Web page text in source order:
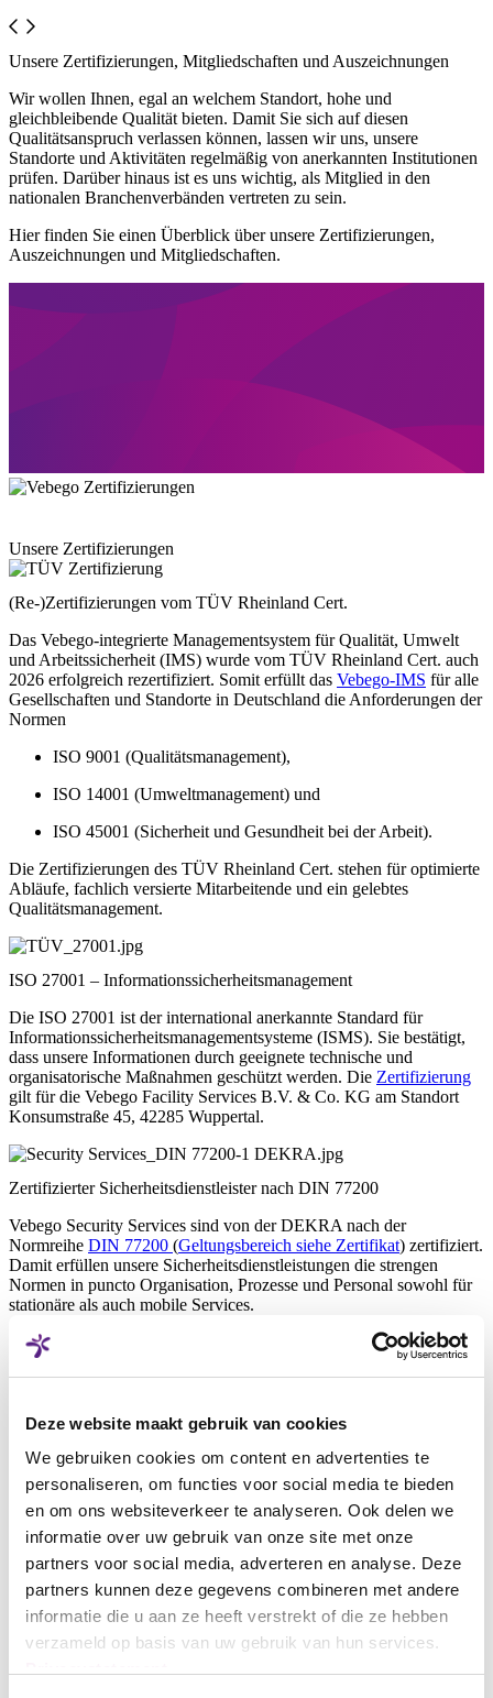
Deze website maakt gebruik van cookies
We gebruiken cookies om content en advertenties te
personaliseren, om functies voor social media te bieden
en om ons websiteverkeer te analyseren. Ook delen we
informatie over uw gebruik van onze site met onze
partners voor social media, adverteren en analyse. Deze
partners kunnen deze gegevens combineren met andere
informatie die u aan ze heeft verstrekt of die ze hebben
verzameld op basis van uw gebruik van hun services.
Unsere Zertifizierungen, Mitgliedschaften und Auszeichnungen
Wir wollen Ihnen, egal an welchem Standort, hohe und
gleichbleibende Qualität bieten. Damit Sie sich auf diesen
Qualitätsanspruch verlassen können, lassen wir uns, unsere
Standorte und Aktivitäten regelmäßig von anerkannten Institutionen
prüfen. Darüber hinaus ist es uns wichtig, als Mitglied in den
nationalen Branchenverbänden vertreten zu sein.
Hier finden Sie einen Überblick über unsere Zertifizierungen,
Auszeichnungen und Mitgliedschaften.
Unsere Zertifizierungen
(Re-)Zertifizierungen vom TÜV Rheinland Cert.
Das Vebego-integrierte Managementsystem für Qualität, Umwelt
und Arbeitssicherheit (IMS) wurde vom TÜV Rheinland Cert. auch
2026 erfolgreich rezertifiziert. Somit erfüllt das Vebego-IMS für alle
Gesellschaften und Standorte in Deutschland die Anforderungen der
Normen
ISO 9001 (Qualitätsmanagement),
ISO 14001 (Umweltmanagement) und
ISO 45001 (Sicherheit und Gesundheit bei der Arbeit).
Die Zertifizierungen des TÜV Rheinland Cert. stehen für optimierte
Abläufe, fachlich versierte Mitarbeitende und ein gelebtes
Qualitätsmanagement.
ISO 27001 – Informationssicherheitsmanagement
Die ISO 27001 ist der international anerkannte Standard für
Informationssicherheitsmanagementsysteme (ISMS). Sie bestätigt,
dass unsere Informationen durch geeignete technische und
organisatorische Maßnahmen geschützt werden. Die Zertifizierung
gilt für die Vebego Facility Services B.V. & Co. KG am Standort
Konsumstraße 45, 42285 Wuppertal.
Zertifizierter Sicherheitsdienstleister nach DIN 77200
Vebego Security Services sind von der DEKRA nach der
Normreihe DIN 77200 (Geltungsbereich siehe Zertifikat) zertifiziert.
Damit erfüllen unsere Sicherheitsdienstleistungen die strengen
Normen in puncto Organisation, Prozesse und Personal sowohl für
stationäre als auch mobile Services.
EcoVadis Goldmedaille
Wir wollen unser Unternehmen und die Leistungen für Kunden
stetig nachhaltiger ausrichten. Deswegen haben wir unser
Engagement im Bereich Corporate Social Responsibility (CSR)
auch in diesem Jahr von der internationalen Bewertungsplattform
EcoVadis prüfen lassen. Das Ergebnis: Für unsere
Nachhaltigkeitsaktivitäten wurden wir in Deutschland mit der
Goldmedaille ausgezeichnet und gehören damit zu den besten 5% in
unserer Branche.